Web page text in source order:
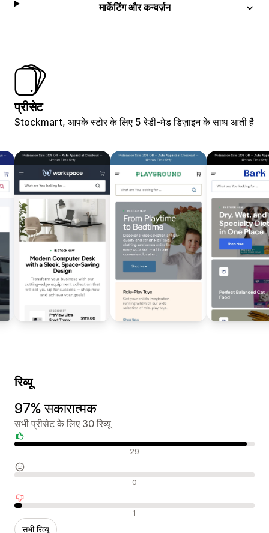
मार्केटिंग और कन्वर्ज़न
प्रीसेट
Stockmart, आपके स्टोर के लिए 5 रेडी-मेड डिज़ाइन के साथ आती है
रिव्यू
97% सकारात्मक
सभी प्रीसेट के लिए 30 रिव्यू
29
0
1
सभी रिव्यू